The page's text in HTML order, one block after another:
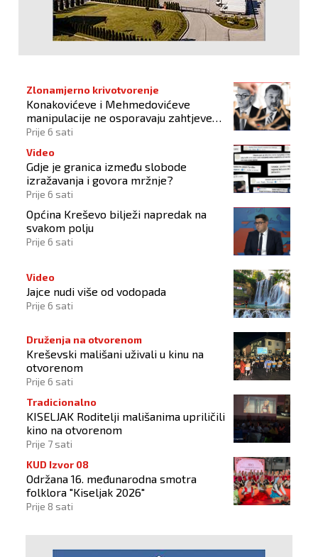
Zlonamjerno krivotvorenje
Konakovićeve i Mehmedovićeve
manipulacije ne osporavaju zahtjeve
Hrvata
Prije 6 sati
Video
Gdje je granica između slobode
izražavanja i govora mržnje?
Prije 6 sati
Općina Kreševo bilježi napredak na
svakom polju
Prije 6 sati
Video
Jajce nudi više od vodopada
Prije 6 sati
Druženja na otvorenom
Kreševski mališani uživali u kinu na
otvorenom
Prije 6 sati
Tradicionalno
KISELJAK Roditelji mališanima upriličili
kino na otvorenom
Prije 7 sati
KUD Izvor 08
Održana 16. međunarodna smotra
folklora "Kiseljak 2026"
Prije 8 sati